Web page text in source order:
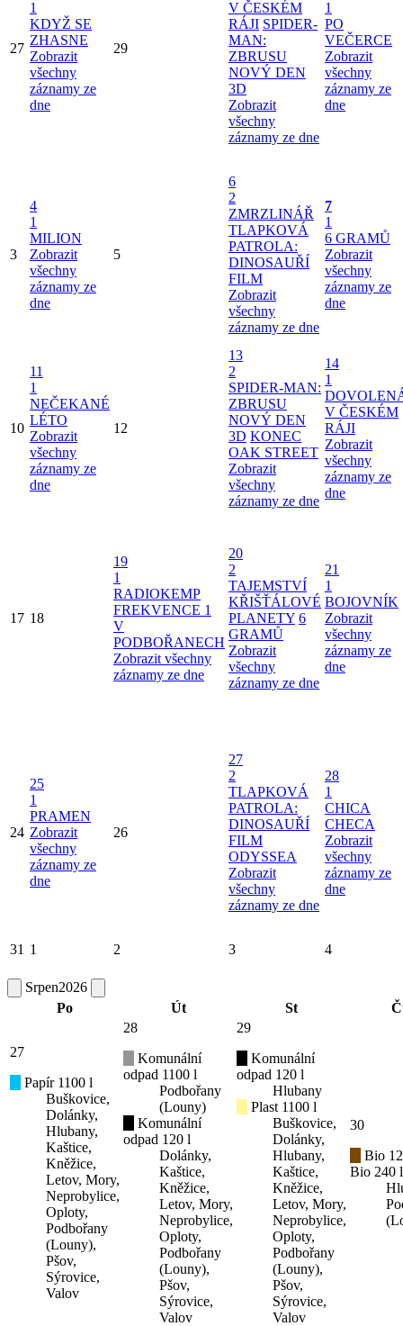
27
1
KDYŽ SE
ZHASNE
Zobrazit
všechny
záznamy ze
dne
29
V ČESKÉM
RÁJI SPIDER-
MAN:
ZBRUSU
NOVÝ DEN
3D
Zobrazit
všechny
záznamy ze dne
1
PO
VEČERCE
Zobrazit
všechny
záznamy ze
dne
3
4
1
MILION
Zobrazit
všechny
záznamy ze
dne
5
6
2
ZMRZLINÁŘ
TLAPKOVÁ
PATROLA:
DINOSAUŘÍ
FILM
Zobrazit
všechny
záznamy ze dne
7
1
6 GRAMŮ
Zobrazit
všechny
záznamy ze
dne
10
11
1
NEČEKANÉ
LÉTO
Zobrazit
všechny
záznamy ze
dne
12
13
2
SPIDER-MAN:
ZBRUSU
NOVÝ DEN
3D KONEC
OAK STREET
Zobrazit
všechny
záznamy ze dne
14
1
V ČESKÉM
RÁJI
Zobrazit
všechny
záznamy ze
dne
17 18
19
1
RADIOKEMP
FREKVENCE 1
V
PODBOŘANECH
Zobrazit všechny
záznamy ze dne
20
2
TAJEMSTVÍ
KŘIŠŤÁLOVÉ
PLANETY 6
GRAMŮ
Zobrazit
všechny
záznamy ze dne
21
1
BOJOVNÍK
Zobrazit
všechny
záznamy ze
dne
24
25
1
PRAMEN
Zobrazit
všechny
záznamy ze
dne
26
27
2
TLAPKOVÁ
PATROLA:
DINOSAUŘÍ
FILM
ODYSSEA
Zobrazit
všechny
záznamy ze dne
28
1
CHICA
CHECA
Zobrazit
všechny
záznamy ze
dne
31 1 2 3 4
Srpen2026
Po
Út St
27
Papír 1100 l
Buškovice,
Dolánky,
Hlubany,
Kaštice,
Kněžice,
Letov, Mory,
Neprobylice,
Oploty,
Podbořany
(Louny),
Pšov,
Sýrovice,
Valov
28
Komunální
odpad 1100 l
Podbořany
(Louny)
Komunální
odpad 120 l
Dolánky,
Kaštice,
Kněžice,
Letov, Mory,
Neprobylice,
Oploty,
Podbořany
(Louny),
Pšov,
Sýrovice,
Valov
29
Komunální
odpad 120 l
Hlubany
Plast 1100 l
Buškovice,
Dolánky,
Hlubany,
Kaštice,
Kněžice,
Letov, Mory,
Neprobylice,
Oploty,
Podbořany
(Louny),
Pšov,
Sýrovice,
Valov
30
Bio
Bio 240 l